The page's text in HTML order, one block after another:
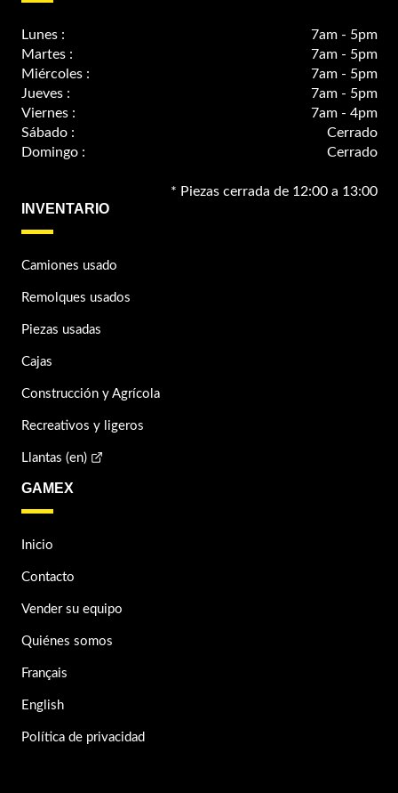
Lunes :
7am - 5pm
Martes :
7am - 5pm
Miércoles :
7am - 5pm
Jueves :
7am - 5pm
Viernes :
7am - 4pm
Sábado :
Cerrado
Domingo :
Cerrado
* Piezas cerrada de 12:00 a 13:00
INVENTARIO
Camiones usado
Remolques usados
Piezas usadas
Cajas
Construcción y Agrícola
Recreativos y ligeros
Llantas (en)
GAMEX
Inicio
Contacto
Vender su equipo
Quiénes somos
Français
English
Política de privacidad